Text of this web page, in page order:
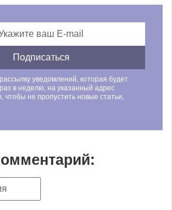
уведомлений, которая будет
в неделю, на указанный адрес
чтобы не пропустить новые статьи,